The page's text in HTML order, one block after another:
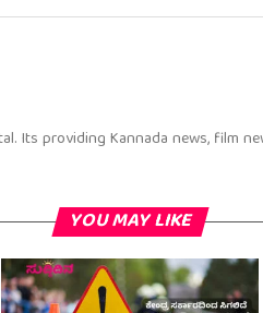
Its providing Kannada news, film
YOU MAY LIKE